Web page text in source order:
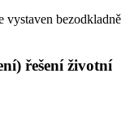
vystaven bezodkladně
řešení životní